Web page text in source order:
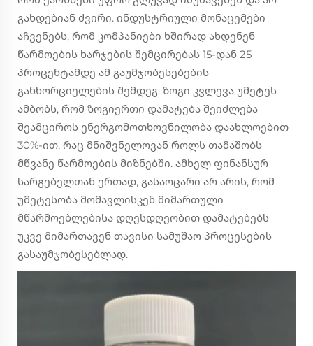
გახდებიან ძვირი. ინდუსტრიული მონაცემები
აჩვენებს, რომ კომპანიები ხშირად ახდენენ
წარმოების ხარჯების შემცირებას 15-დან 25
პროცენტამდე ამ გაუმჯობესებების
განხორციელების შემდეგ. ზოგი კვლევა უმეტეს
ამბობს, რომ ზოგიერთი დამატება შეიძლება
შეამციროს ენერგომოთხოვნილობა დაახლოებით
30%-ით, რაც მნიშვნელოვან როლს თამაშობს
მწვანე წარმოების მიზნებში. ამხელ ფინანსურ
სარგებელთან ერთად, გასაოცარი არ არის, რომ
უმეტესობა მომავლისკენ მიმართული
მწარმოებლებისა დღესდღეობით დამატებებს
უკვე მიმართავენ თავისი სამუშაო პროცესების
გასაუმჯობესებლად.